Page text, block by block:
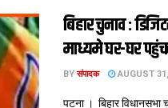
बिहार चुनाव :
माध्यमे घर-घर
BY संपादक AUGUST
पटना । बिहार